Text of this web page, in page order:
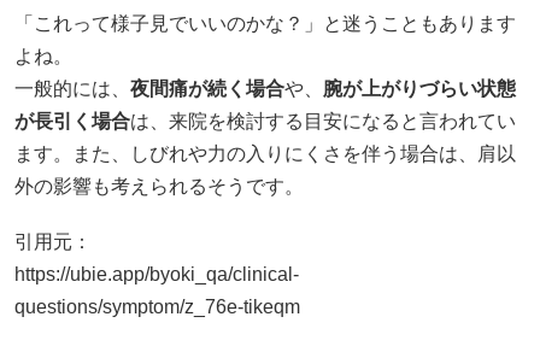
「これって様子見でいいのかな？」と迷うこともあります
よね。
一般的には、 夜間痛が続く場合や、 腕が上がりづらい状態
が長引く場合は、来院を検討する目安になると言われてい
ます。また、しびれや力の入りにくさを伴う場合は、肩以
外の影響も考えられるそうです。
引用元：
https://ubie.app/byoki_qa/clinical-
questions/symptom/z_76e-tikeqm